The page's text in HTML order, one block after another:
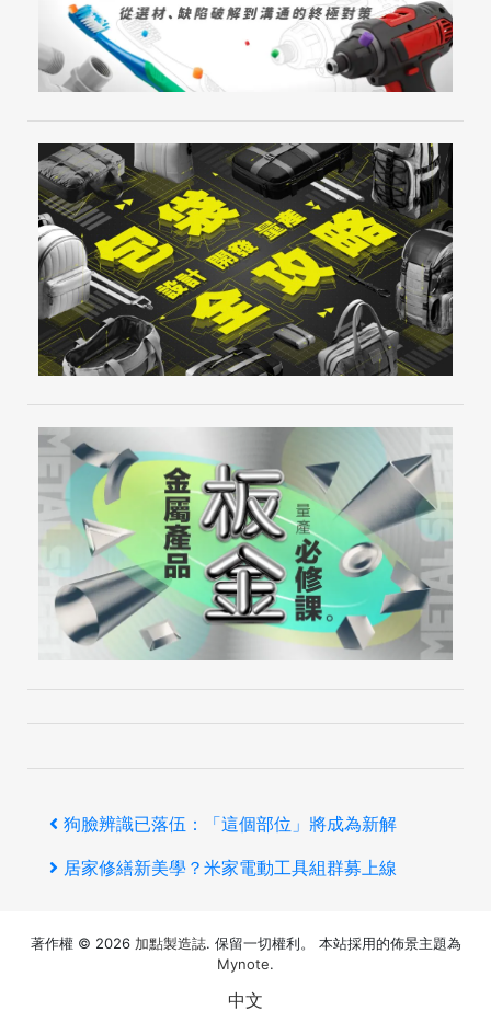
章
導
上
一
文
狗臉辨識已落伍：「這個部位」將成為新解
下
篇
居家修繕新美學？米家電動工具組群募上線
著作權 © 2026 加點製造誌. 保留一切權利。 本站採用的佈景主題為
Mynote.
中文